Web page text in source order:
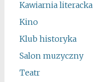
Kawiarnia literacka
Kino
Klub historyka
Salon muzyczny
Teatr